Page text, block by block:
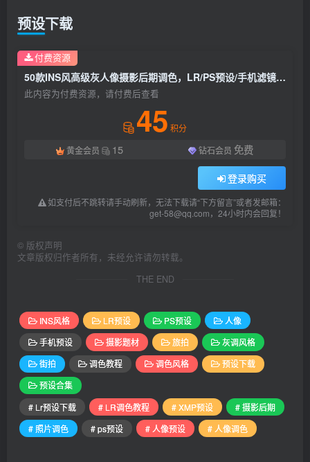
预设下载
50款INS风高级灰人像摄影后期调色，LR/PS预设/手机滤镜下载！
此内容为付费资源，请付费后查看
45 积分
黄金会员
15 钻石会员 免费
登录购买
如支付后不跳转请手动刷新，无法下载请“下方留言”或者发邮箱：
get-58@qq.com，24小时内会回复！
付费资源
© 版权声明
文章版权归作者所有，未经允许请勿转载。
THE END
INS风格 LR预设 PS预设
人像
手机预设
摄影题材 旅拍
灰调风格
街拍
调色教程 调色风格
预设下载
预设合集
# Lr预设下载
# LR调色教程 # XMP预设
# 摄影后期
# 照片调色
# ps预设 # 人像预设 # 人像调色